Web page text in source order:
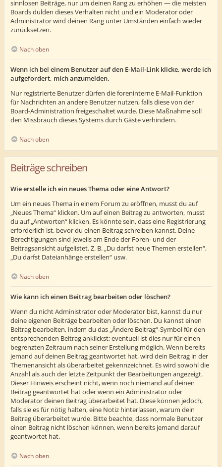
sinnlosen Beiträge, nur um deinen Rang zu erhöhen — die meisten
Boards dulden dieses Verhalten nicht und ein Moderator oder
Administrator wird deinen Rang unter Umständen einfach wieder
zurücksetzen.
Nach oben
Wenn ich bei einem Benutzer auf den E-Mail-Link klicke, werde ich
aufgefordert, mich anzumelden.
Nur registrierte Benutzer dürfen die foreninterne E-Mail-Funktion
für Nachrichten an andere Benutzer nutzen, falls diese von der
Board-Administration freigeschaltet wurde. Diese Maßnahme soll
den Missbrauch dieses Systems durch Gäste verhindern.
Nach oben
Beiträge schreiben
Wie erstelle ich ein neues Thema oder eine Antwort?
Um ein neues Thema in einem Forum zu eröffnen, musst du auf
„Neues Thema“ klicken. Um auf einen Beitrag zu antworten, musst
du auf „Antworten“ klicken. Es könnte sein, dass eine Registrierung
erforderlich ist, bevor du einen Beitrag schreiben kannst. Deine
Berechtigungen sind jeweils am Ende der Foren- und der
Beitragsansicht aufgelistet. Z. B. „Du darfst neue Themen erstellen“,
„Du darfst Dateianhänge erstellen“ usw.
Nach oben
Wie kann ich einen Beitrag bearbeiten oder löschen?
Wenn du nicht Administrator oder Moderator bist, kannst du nur
deine eigenen Beiträge bearbeiten oder löschen. Du kannst einen
Beitrag bearbeiten, indem du das „Ändere Beitrag“-Symbol für den
entsprechenden Beitrag anklickst; eventuell ist dies nur für einen
begrenzten Zeitraum nach seiner Erstellung möglich. Wenn bereits
jemand auf deinen Beitrag geantwortet hat, wird dein Beitrag in der
Themenansicht als überarbeitet gekennzeichnet. Es wird sowohl die
Anzahl als auch der letzte Zeitpunkt der Bearbeitungen angezeigt.
Dieser Hinweis erscheint nicht, wenn noch niemand auf deinen
Beitrag geantwortet hat oder wenn ein Administrator oder
Moderator deinen Beitrag überarbeitet hat. Diese können jedoch,
falls sie es für nötig halten, eine Notiz hinterlassen, warum dein
Beitrag überarbeitet wurde. Bitte beachte, dass normale Benutzer
einen Beitrag nicht löschen können, wenn bereits jemand darauf
geantwortet hat.
Nach oben